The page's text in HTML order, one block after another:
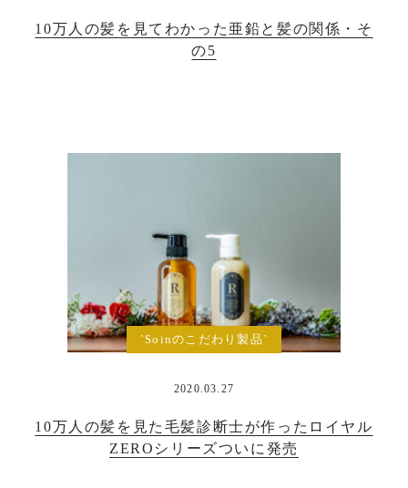
10万人の髪を見てわかった亜鉛と髪の関係・そ
の5
`Soinのこだわり製品`
2020.03.27
10万人の髪を見た毛髪診断士が作ったロイヤル
ZEROシリーズついに発売